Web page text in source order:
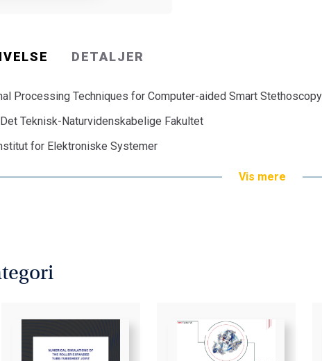
DETALJER
Processing Techniques for Computer-aided Smart Stethoscopy
Det Teknisk-Naturvidenskabelige Fakultet
for Elektroniske Systemer
Vis mere